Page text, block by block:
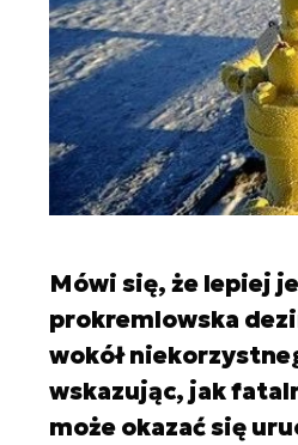
Mówi się, że lepiej
prokremlowska
wokół
wskazując, jak
może okazać się